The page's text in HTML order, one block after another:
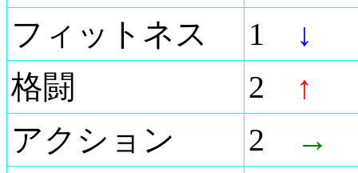
フィットネス
1
↓
格闘
2
↑
アクション
2
→